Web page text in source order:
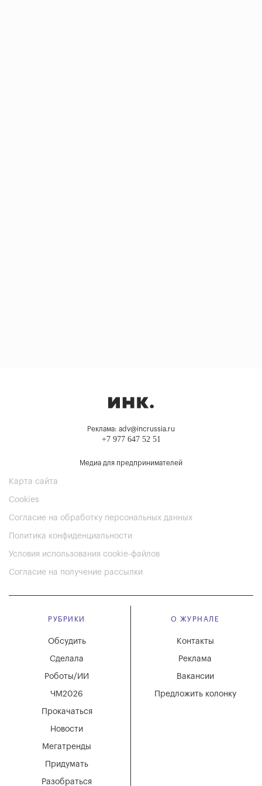
Реклама: adv@incrussia.ru
+7 977 647 52 51
Медиа для предпринимателей
Карта сайта
Cookies
Согласие на обработку персональных данных
Политика конфиденциальности
Условия использования cookie-файлов
Согласие на получение рассылки
РУБРИКИ
Мегатренды
Придумать
Разобраться
Новости
Обсудить
Сделала
Роботы/ИИ
ЧМ2026
Прокачаться
О ЖУРНАЛЕ
Вакансии
Реклама
Контакты
Предложить колонку